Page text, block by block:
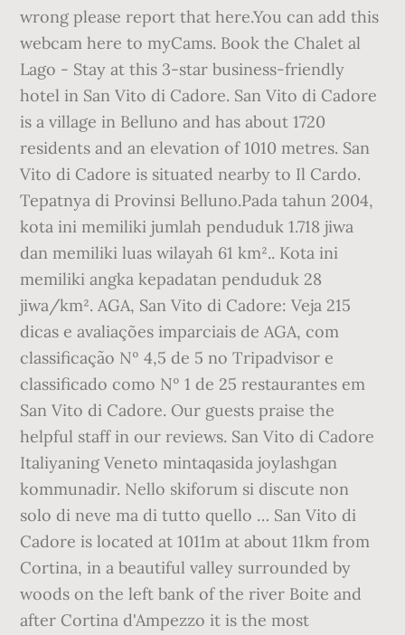
wrong please report that here.You can add this
webcam here to myCams. Book the Chalet al
Lago - Stay at this 3-star business-friendly
hotel in San Vito di Cadore. San Vito di Cadore
is a village in Belluno and has about 1720
residents and an elevation of 1010 metres. San
Vito di Cadore is situated nearby to Il Cardo.
Tepatnya di Provinsi Belluno.Pada tahun 2004,
kota ini memiliki jumlah penduduk 1.718 jiwa
dan memiliki luas wilayah 61 km².. Kota ini
memiliki angka kepadatan penduduk 28
jiwa/km². AGA, San Vito di Cadore: Veja 215
dicas e avaliações imparciais de AGA, com
classificação Nº 4,5 de 5 no Tripadvisor e
classificado como Nº 1 de 25 restaurantes em
San Vito di Cadore. Our guests praise the
helpful staff in our reviews. San Vito di Cadore
Italiyaning Veneto mintaqasida joylashgan
kommunadir. Nello skiforum si discute non
solo di neve ma di tutto quello … San Vito di
Cadore is located at 1011m at about 11km from
Cortina, in a beautiful valley surrounded by
woods on the left bank of the river Boite and
after Cortina d'Ampezzo it is the most